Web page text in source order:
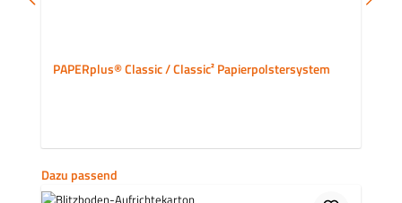
PAPERplus® Classic / Classic² Papierpolstersystem
Produktgalerie überspringen
Dazu passend